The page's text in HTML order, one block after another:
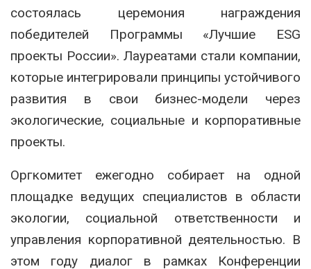
состоялась церемония награждения
победителей Программы «Лучшие ESG
проекты России». Лауреатами стали компании,
которые интегрировали принципы устойчивого
развития в свои бизнес-модели через
экологические, социальные и корпоративные
проекты.
Оргкомитет ежегодно собирает на одной
площадке ведущих специалистов в области
экологии, социальной ответственности и
управления корпоративной деятельностью. В
этом году диалог в рамках Конференции